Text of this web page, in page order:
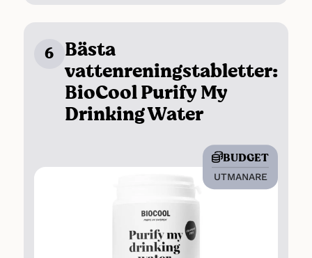
6 Bästa
vattenreningstabletter:
BioCool Purify My
Drinking Water
BUDGET
UTMANARE